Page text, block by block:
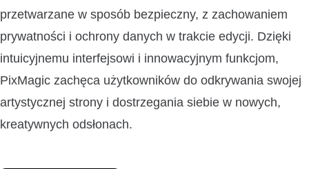
przetwarzane w sposób bezpieczny, z zachowaniem
prywatności i ochrony danych w trakcie edycji. Dzięki
intuicyjnemu interfejsowi i innowacyjnym funkcjom,
PixMagic zachęca użytkowników do odkrywania swojej
artystycznej strony i dostrzegania siebie w nowych,
kreatywnych odsłonach.